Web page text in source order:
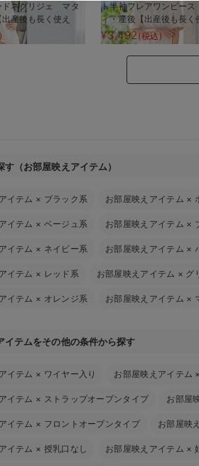
ドネグリジェ マタ
産後も長く使え
ト半袖フレアワンピー
ィ・産後【出産後も長く
¥3,492(税込)
す（お部屋映えアイテム）
イテム × ブラック系 お部屋映えアイテム ×
イテム × ベージュ系 お部屋映えアイテム ×
イテム × ネイビー系 お部屋映えアイテム ×
イテム × レッド系 お部屋映えアイテム × グ
イテム × オレンジ系 お部屋映えアイテム ×
イテムをその他の条件から探す
イテム × ワイヤー入り お部屋映えアイテム ×
イテム × ストラップオープンタイプ お部屋
イテム × フロントオープンタイプ お部屋映
イテム × 授乳口なし お部屋映えアイテム ×